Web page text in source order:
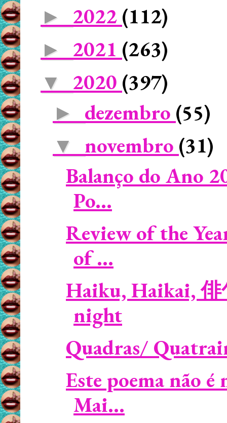
► 2022 (112)
► 2021 (263)
▼ 2020 (397)
► dezembro (55)
▼ novembro (31)
Balanço do Ano
Po...
Review of the
of ...
Haiku, Haikai,
night
Quadras/
Este poema não
Mai...